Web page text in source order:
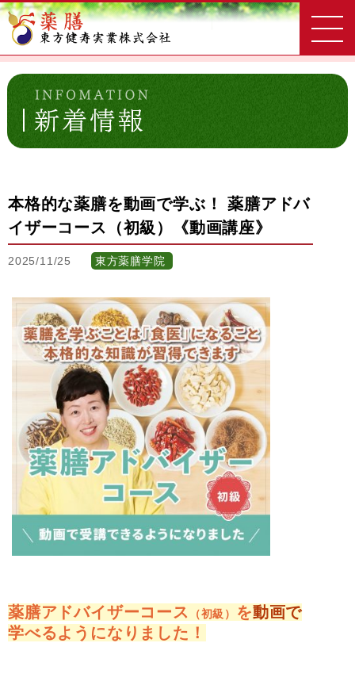
東方健寿実業
新着情報一覧
本格的な薬膳を動画で学ぶ！ 薬膳アドバイザーコース（初級）《動画
講座》
本格的な薬膳を動画で学ぶ！ 薬膳アドバ
イザーコース（初級）《動画講座》
2025/11/25 東方薬膳学院
薬膳アドバイザーコース （初級） を動画で
学べるようになりました！